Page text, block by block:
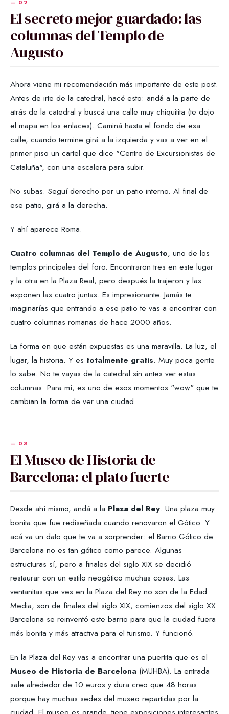
El secreto mejor guardado: las
columnas del Templo de
Augusto
Ahora viene mi recomendación más importante de este post.
Antes de irte de la catedral, hacé esto: andá a la parte de
atrás de la catedral y buscá una calle muy chiquitita (te dejo
el mapa en los enlaces). Caminá hasta el fondo de esa
calle, cuando termine girá a la izquierda y vas a ver en el
primer piso un cartel que dice "Centro de Excursionistas de
Cataluña", con una escalera para subir.
No subas. Seguí derecho por un patio interno. Al final de
ese patio, girá a la derecha.
Y ahí aparece Roma.
Cuatro columnas del Templo de Augusto, uno de los
templos principales del foro. Encontraron tres en este lugar
y la otra en la Plaza Real, pero después la trajeron y las
exponen las cuatro juntas. Es impresionante. Jamás te
imaginarías que entrando a ese patio te vas a encontrar con
cuatro columnas romanas de hace 2000 años.
La forma en que están expuestas es una maravilla. La luz, el
lugar, la historia. Y es totalmente gratis. Muy poca gente
lo sabe. No te vayas de la catedral sin antes ver estas
columnas. Para mí, es uno de esos momentos "wow" que te
cambian la forma de ver una ciudad.
El Museo de Historia de
Barcelona: el plato fuerte
Desde ahí mismo, andá a la Plaza del Rey. Una plaza muy
bonita que fue rediseñada cuando renovaron el Gótico. Y
acá va un dato que te va a sorprender: el Barrio Gótico de
Barcelona no es tan gótico como parece. Algunas
estructuras sí, pero a finales del siglo XIX se decidió
restaurar con un estilo neogótico muchas cosas. Las
ventanitas que ves en la Plaza del Rey no son de la Edad
Media, son de finales del siglo XIX, comienzos del siglo XX.
Barcelona se reinventó este barrio para que la ciudad fuera
más bonita y más atractiva para el turismo. Y funcionó.
En la Plaza del Rey vas a encontrar una puertita que es el
Museo de Historia de Barcelona (MUHBA). La entrada
sale alrededor de 10 euros y dura creo que 48 horas
porque hay muchas sedes del museo repartidas por la